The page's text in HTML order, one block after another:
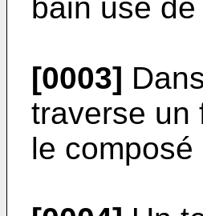
bain usé
[0003]
traverse un
le composé